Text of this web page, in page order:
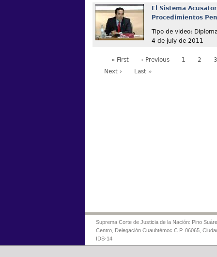
El Sistema
Procedimientos
Tipo de video:
4 de july de 2011
« First ‹ Previous 1 2
3
Next ›
Last »
Suprema Corte de Justicia de la Nación: Pino
Centro, Delegación Cuauhtémoc C.P. 06065,
IDS-14